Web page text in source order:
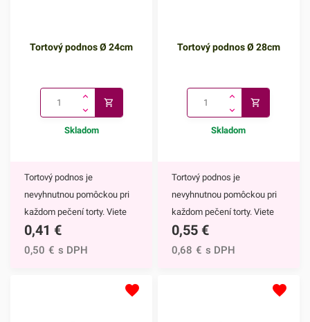
Tortový podnos Ø 24cm
Skladom
Tortový podnos je
nevyhnutnou pomôckou pri
každom pečení torty. Viete
na ňu tortu jednoducho uložiť
a zdobenie, prezentácia aj
však využiť aj ako podnos na
0,41 €
0,50 € s DPH
Tortový podnos Ø 28cm
Skladom
Tortový podnos je
nevyhnutnou pomôckou pri
každom pečení torty. Viete
na ňu tortu jednoducho uložiť
a zdobenie, prezentácia aj
však využiť aj ako podnos na
0,55 €
0,68 € s DPH